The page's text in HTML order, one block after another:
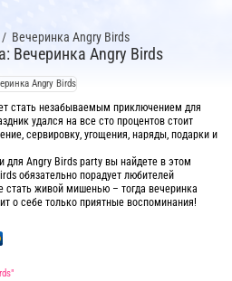
/ Вечеринка Angry Birds
Вечеринка Angry Birds
стать незабываемым приключением для
удался на все сто процентов стоит
сервировку, угощения, наряды, подарки и
Angry Birds party вы найдете в этом
обязательно порадует любителей
стать живой мишенью – тогда вечеринка
о себе только приятные воспоминания!